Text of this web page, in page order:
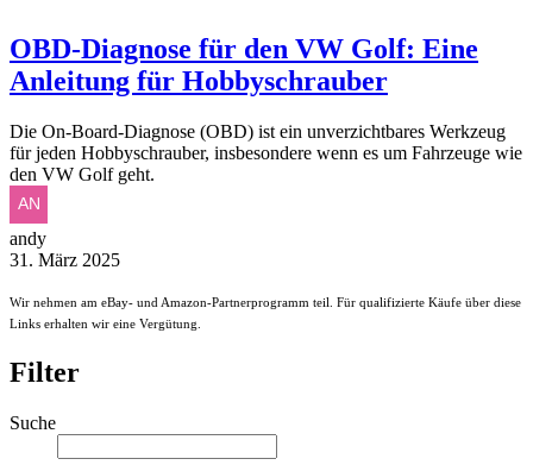
OBD-Diagnose für den VW Golf: Eine
Anleitung für Hobbyschrauber
Die On-Board-Diagnose (OBD) ist ein unverzichtbares Werkzeug
für jeden Hobbyschrauber, insbesondere wenn es um Fahrzeuge wie
den VW Golf geht.
andy
31. März 2025
Wir nehmen am eBay- und Amazon-Partnerprogramm teil. Für qualifizierte Käufe über diese
Links erhalten wir eine Vergütung.
Filter
Suche